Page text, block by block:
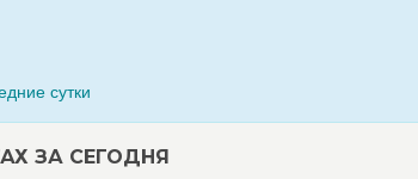
сутки
ЗА СЕГОДНЯ